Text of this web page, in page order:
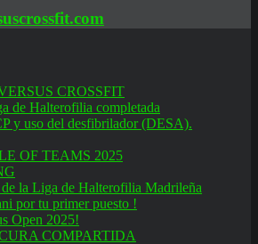
CROSSFIT
de Halterofilia completada
y uso del desfibrilador (DESA).
OF TEAMS 2025
de la Liga de Halterofilia Madrileña
por tu primer puesto !
Open 2025!
COMPARTIDA